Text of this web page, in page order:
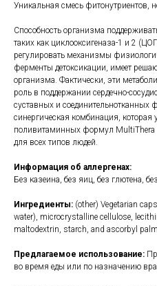
Уникальная смесь фитонутриентов,
Способность организма
таких как циклооксигеназа-1 и 2
регулировать механизмы
ферменты детоксикации, имеет
организма. Фактически, эти
роль в поддержании сердечно-
суставных и
синергическая комбинация, которая
поливитаминных формул MultiThera
для всех типов людей.
Информация об аллергенах:
Без казеина, без яиц, без глютена,
Ингредиенты: (other) Vegetarian
water), microcrystalline cellulose,
maltodextrin, starch, and ascorbyl
Предлагаемое использование:
во время еды или по назначению